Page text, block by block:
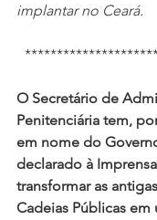
implantar no Ceará.
O Secretário de
Penitenciária tem,
em nome do
declarado à
transformar as
Cadeias Públicas